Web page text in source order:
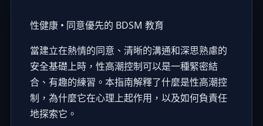
性健康 • 同意優先的 BDSM 教育
當建立在熱情的同意、清晰的溝通和深思熟慮的
安全基礎上時，性高潮控制可以是一種緊密結
合、有趣的練習。本指南解釋了什麼是性高潮控
制，為什麼它在心理上起作用，以及如何負責任
地探索它。